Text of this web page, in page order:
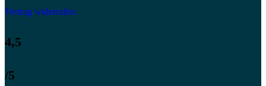
Vertrag widerrufen
4,5
/5